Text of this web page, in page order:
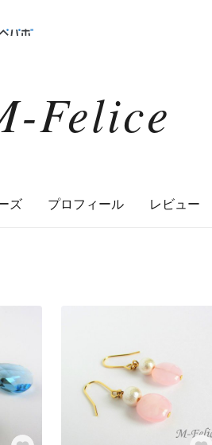
Felice
ズ プロフィール レビュー